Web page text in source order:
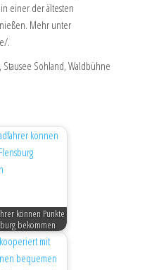
einer der ältesten
Mehr unter
.
Stausee Sohland, Waldbühne
können Punkte
bekommen